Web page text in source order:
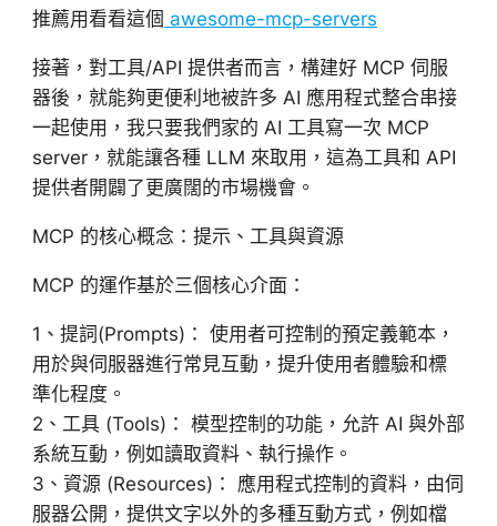
推薦用看看這個 awesome-mcp-servers
接著，對工具/API 提供者而言，構建好 MCP 伺服
器後，就能夠更便利地被許多 AI 應用程式整合串接
一起使用，我只要我們家的 AI 工具寫一次 MCP
server，就能讓各種 LLM 來取用， 這為工具和 API
提供者開闢了更廣闊的市場機會。
MCP 的核心概念：提示、工具與資源
MCP 的運作基於三個核心介面：
1、提詞(Prompts)： 使用者可控制的預定義範本，
用於與伺服器進行常見互動，提升使用者體驗和標
準化程度。
2、工具 (Tools)： 模型控制的功能，允許 AI 與外部
系統互動，例如讀取資料、執行操作。
3、資源 (Resources)： 應用程式控制的資料，由伺
服器公開，提供文字以外的多種互動方式，例如檔